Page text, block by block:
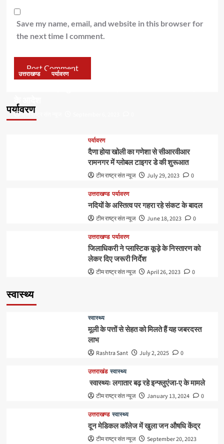
Save my name, email, and website in this browser for
the next time I comment.
पर्यावरण
उत्तराखण्ड पर्यावरण
के आदेश
टीम राष्ट्र संत न्यूज
पर्यावरण
दैणा होया खोली का गणेशा से सीआरवीआर
रामनगर में ग्लोबल टाइगर डे की शुरूआत
टीम राष्ट्र संत न्यूज July 29, 2023 0
उत्तराखण्ड पर्यावरण
नदियों के अस्तित्व पर गहरा रहे संकट के बादल
टीम राष्ट्र संत न्यूज June 18, 2023 0
उत्तराखण्ड पर्यावरण
जिलाधिकरी ने प्लास्टिक कूड़े के निस्तारण को
लेकर दिए जरूरी निर्देश
टीम राष्ट्र संत न्यूज April 26, 2023 0
स्वास्थ्य
स्वास्थ्य
मूली के पत्तों से सेहत को मिलते हैं यह जबरदस्त
लाभ
Rashtra Sant July 2, 2025 0
उत्तराखंड स्वास्थ्य
स्वास्थ्यः लगातार बढ़ रहे इन्फ्लुएंजा-ए के मामले
टीम राष्ट्र संत न्यूज January 13, 2024 0
उत्तराखण्ड स्वास्थ्य
दून मेडिकल कॉलेज में खुला जन औषधि केंद्र
टीम राष्ट्र संत न्यूज
September 20, 2023